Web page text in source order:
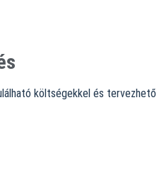
költségekkel és tervezhető